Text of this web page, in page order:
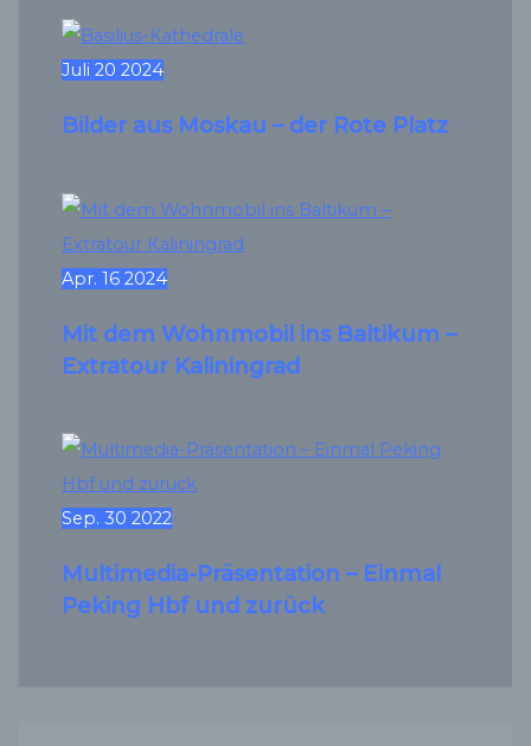
Juli 20 2024
Bilder aus Moskau – der Rote Platz
Apr. 16 2024
Mit dem Wohnmobil ins Baltikum –
Extratour Kaliningrad
Sep. 30 2022
Multimedia-Präsentation – Einmal
Peking Hbf und zurück